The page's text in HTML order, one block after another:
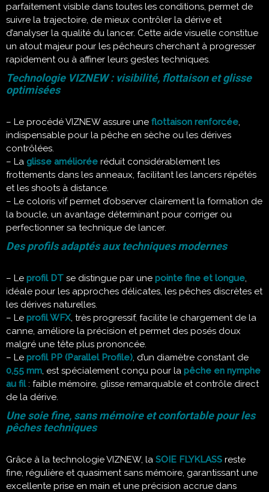
parfaitement visible dans toutes les conditions, permet de
suivre la trajectoire, de mieux contrôler la dérive et
d’analyser la qualité du lancer. Cette aide visuelle constitue
un atout majeur pour les pêcheurs cherchant à progresser
rapidement ou à affiner leurs gestes techniques.
Technologie VIZNEW : visibilité, flottaison et glisse
optimisées
– Le procédé VIZNEW assure une flottaison renforcée,
indispensable pour la pêche en sèche ou les dérives
contrôlées.
– La glisse améliorée réduit considérablement les
frottements dans les anneaux, facilitant les lancers répétés
et les shoots à distance.
– Le coloris vif permet d’observer clairement la formation de
la boucle, un avantage déterminant pour corriger ou
perfectionner sa technique de lancer.
Des profils adaptés aux techniques modernes
– Le profil DT se distingue par une pointe fine et longue,
idéale pour les approches délicates, les pêches discrètes et
les dérives naturelles.
– Le profil WFX, très progressif, facilite le chargement de la
canne, améliore la précision et permet des posés doux
malgré une tête plus prononcée.
– Le profil PP (Parallel Profile), d’un diamètre constant de
0,55 mm, est spécialement conçu pour la pêche en nymphe
au fil: faible mémoire, glisse remarquable et contrôle direct
de la dérive.
Une soie fine, sans mémoire et confortable pour les
pêches techniques
Grâce à la technologie VIZNEW, la SOIE FLYKLASS reste
fine, régulière et quasiment sans mémoire, garantissant une
excellente prise en main et une précision accrue dans